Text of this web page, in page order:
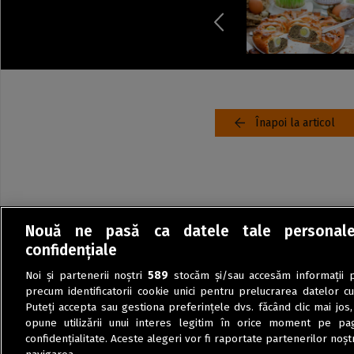
Înapoi la articol
Nouă ne pasă ca datele tale
confidențiale
Noi și partenerii noștri589 stocăm și/sau accesăm informații
precum identificatorii cookie unici pentru prelucrarea datelor
Puteți accepta sau gestiona preferințele dvs. făcând clic mai
opune utilizării unui interes legitim în orice moment pe
confidențialitate. Aceste alegeri vor fi raportate partenerilor